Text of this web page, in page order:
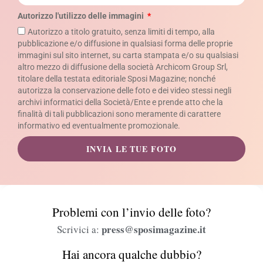
Autorizzo l'utilizzo delle immagini
Autorizzo a titolo gratuito, senza limiti di tempo, alla
pubblicazione e/o diffusione in qualsiasi forma delle proprie
immagini sul sito internet, su carta stampata e/o su qualsiasi
altro mezzo di diffusione della società Archicom Group Srl,
titolare della testata editoriale Sposi Magazine; nonché
autorizza la conservazione delle foto e dei video stessi negli
archivi informatici della Società/Ente e prende atto che la
finalità di tali pubblicazioni sono meramente di carattere
informativo ed eventualmente promozionale.
INVIA LE TUE FOTO
Problemi con l’invio delle foto?
Scrivici a: press@sposimagazine.it
Hai ancora qualche dubbio?